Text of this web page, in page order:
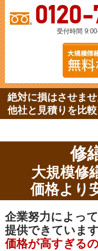
受付時間
絶対に損はさせま
他社と見積りを比
修
大規模修
価格より
企業努力によって
提供できていま
価格が高すぎる